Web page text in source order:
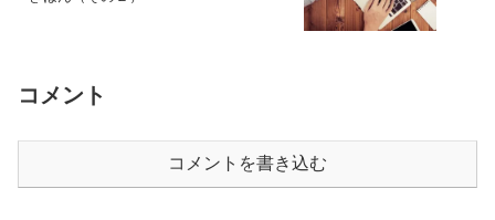
コメント
コメントを書き込む